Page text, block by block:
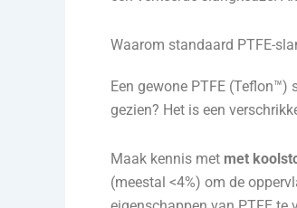
Waarom standaard PTFE-
Een gewone PTFE
gezien? Het is een
Maak kennis met met
(meestal <4%) om de